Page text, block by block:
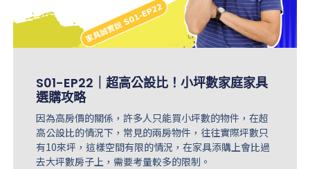
S01-EP22｜超高公設比！小坪數家庭家具
選購攻略
因為高房價的關係，許多人只能買小坪數的物件，在超
高公設比的情況下，常見的兩房物件，往往實際坪數只
有10來坪，這樣空間有限的情況，在家具添購上會比過
去大坪數房子上，需要考量較多的限制。